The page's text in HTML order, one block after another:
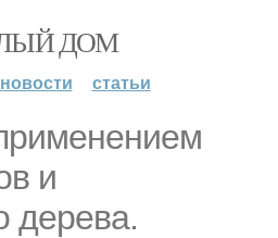
ДОМ
новости статьи
и
дерева.